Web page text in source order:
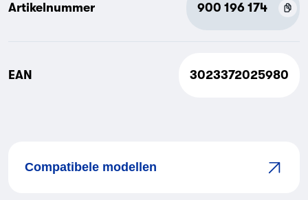
Artikelnummer 900 196 174
EAN 3023372025980
Compatibele modellen